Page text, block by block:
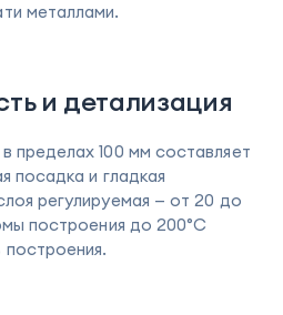
металлами.
и детализация
пределах 100 мм составляет
посадка и гладкая
регулируемая — от 20 до
построения до 200°C